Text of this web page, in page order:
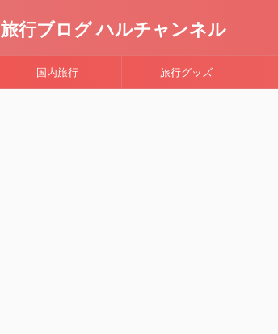
旅行ブログ ハルチャンネル
国内旅行 旅行グッズ